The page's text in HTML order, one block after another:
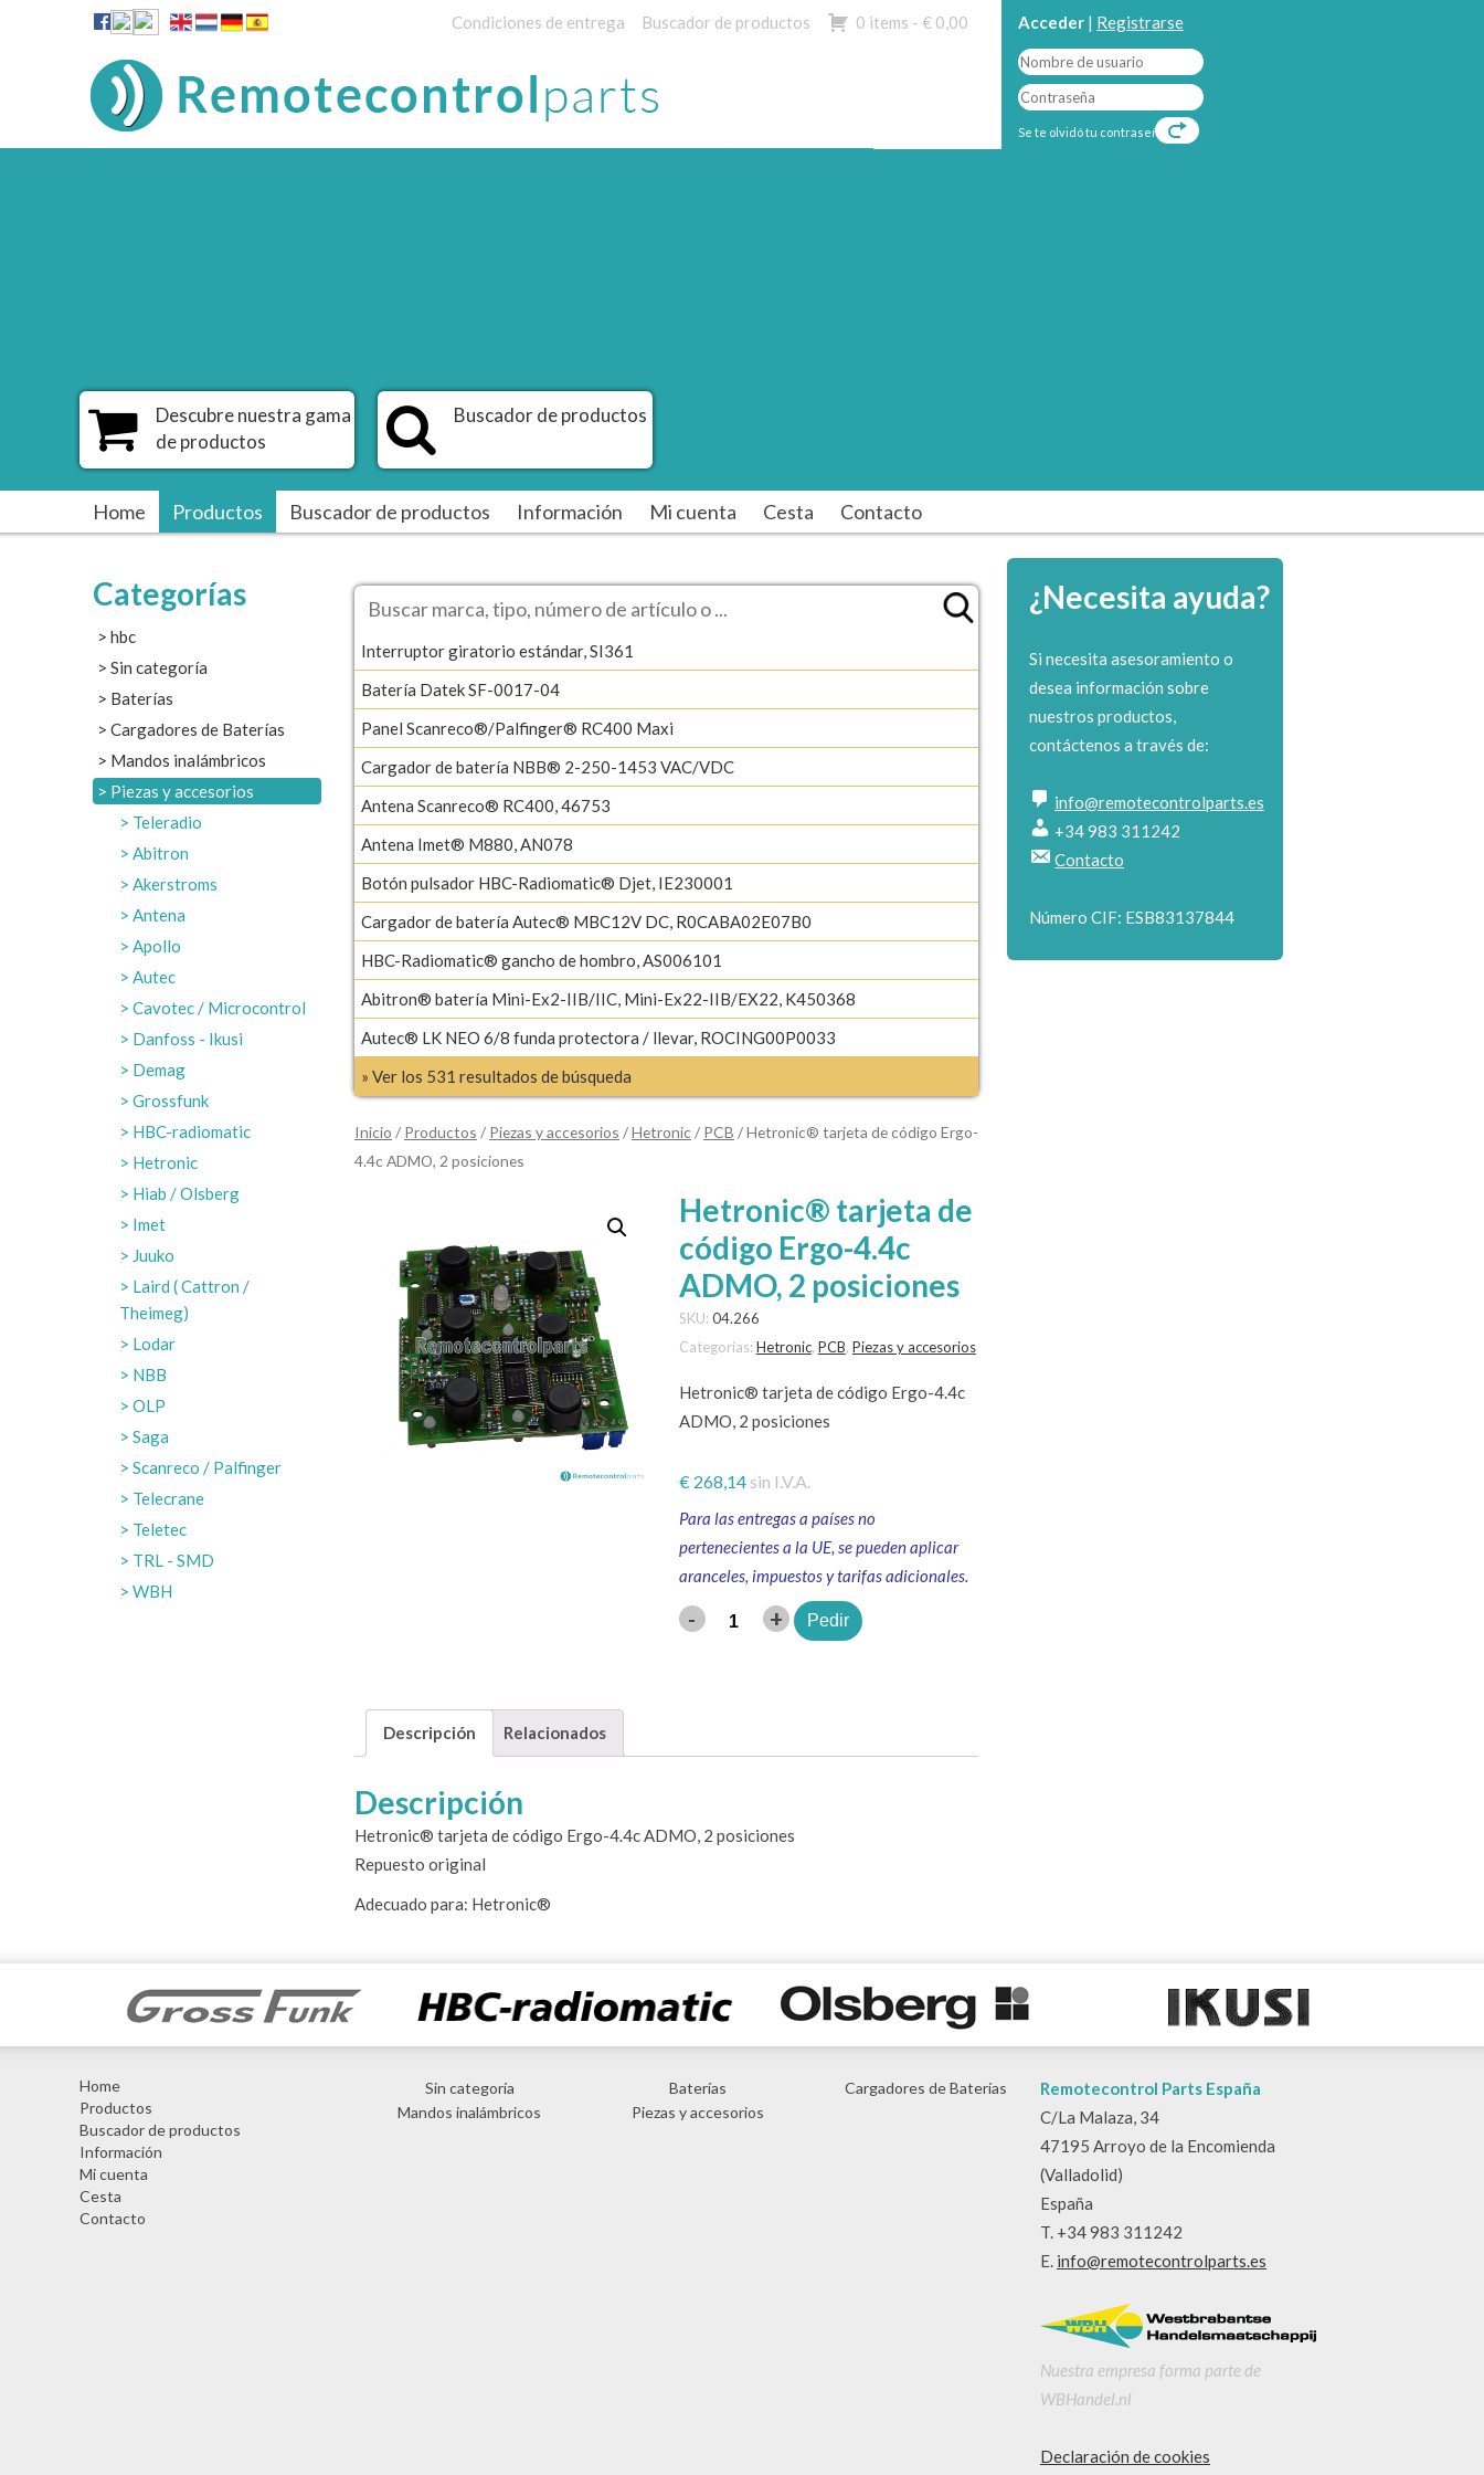
0 items - € 0,00
Condiciones de entrega Buscador de productos Acceder | Registrarse
Se te olvidó tu contraseña
Descubre nuestra gama
de productos
Buscador de productos
Home Productos Buscador de productos Información Mi cuenta Cesta Contacto
Categorías
hbc
Sin categoría
Baterías
Cargadores de Baterías
Mandos inalámbricos
Piezas y accesorios
Teleradio
Abitron
Akerstroms
Antena
Apollo
Autec
Cavotec / Microcontrol
Danfoss - Ikusi
Demag
Grossfunk
HBC-radiomatic
Hetronic
Hiab / Olsberg
Imet
Juuko
Laird ( Cattron /
Theimeg)
Lodar
NBB
OLP
Saga
Scanreco / Palfinger
Telecrane
Teletec
TRL - SMD
WBH
Interruptor giratorio estándar, SI361
Batería Datek SF-0017-04
Panel Scanreco®/Palfinger® RC400 Maxi
Cargador de batería NBB® 2-250-1453 VAC/VDC
Antena Scanreco® RC400, 46753
Antena Imet® M880, AN078
Botón pulsador HBC-Radiomatic® Djet, IE230001
Cargador de batería Autec® MBC12V DC, R0CABA02E07B0
HBC-Radiomatic® gancho de hombro, AS006101
Abitron® batería Mini-Ex2-IIB/IIC, Mini-Ex22-IIB/EX22, K450368
Autec® LK NEO 6/8 funda protectora / llevar, ROCING00P0033
» Ver los 531 resultados de búsqueda
Inicio / Productos / Piezas y accesorios /Hetronic / PCB / Hetronic® tarjeta de código Ergo-
4.4c ADMO, 2 posiciones
Hetronic® tarjeta de
código Ergo-4.4c
ADMO, 2 posiciones
SKU: 04.266
Categorías: Hetronic, PCB, Piezas y accesorios
Hetronic® tarjeta de código Ergo-4.4c
ADMO, 2 posiciones
€ 268,14sin I.V.A.
Para las entregas a países no
pertenecientes a la UE, se pueden aplicar
aranceles, impuestos y tarifas adicionales.
- + Pedir
Descripción Relacionados
Descripción
Hetronic® tarjeta de código Ergo-4.4c ADMO, 2 posiciones
Repuesto original
Adecuado para: Hetronic®
¿Necesita ayuda?
Si necesita asesoramiento o
desea información sobre
nuestros productos,
contáctenos a través de:
info@remotecontrolparts.es
+34 983 311242
Contacto
Número CIF: ESB83137844
Home
Productos
Buscador de productos
Información
Mi cuenta
Cesta
Contacto
Sin categoría Baterías
Cargadores de Baterías
Mandos inalámbricos
Piezas y accesorios
Remotecontrol Parts España
C/La Malaza, 34
47195 Arroyo de la Encomienda
(Valladolid)
España
T. +34 983 311242
E. info@remotecontrolparts.es
Nuestra empresa forma parte de
WBHandel.nl
Declaración de cookies